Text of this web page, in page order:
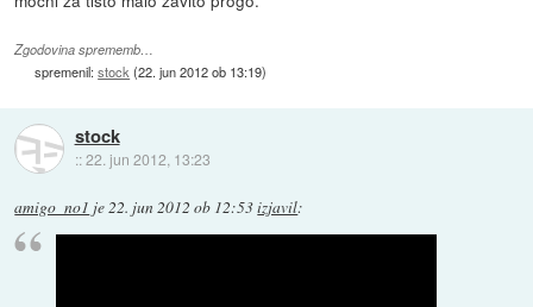
Zgodovina sprememb…
spremenil:stock (22. jun 2012 ob 13:19)
stock
::22. jun 2012, 13:23
amigo_no1 je22. jun 2012 ob 12:53izjavil: